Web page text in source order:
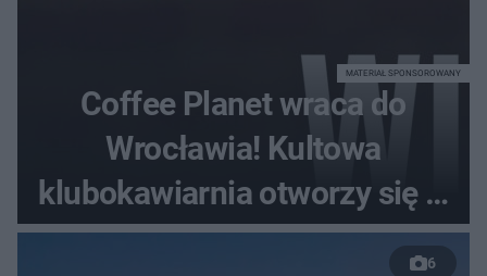
Coffee Planet wraca do
Wrocławia! Kultowa
klubokawiarnia otworzy się w
nowym miejscu
MATERIAŁ SPONSOROWANY
6